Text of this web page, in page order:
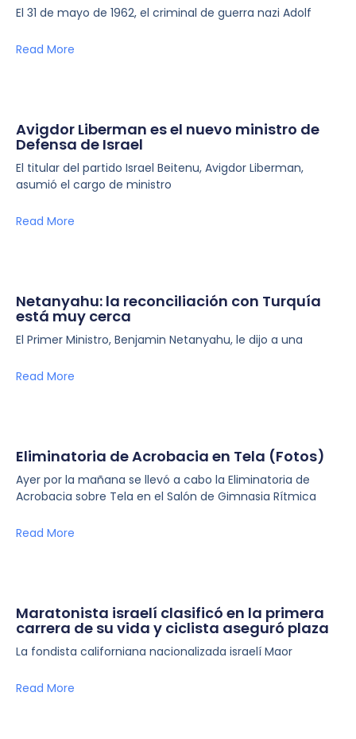
El 31 de mayo de 1962, el criminal de guerra nazi Adolf
Read More
Avigdor Liberman es el nuevo ministro de
Defensa de Israel
El titular del partido Israel Beitenu, Avigdor Liberman,
asumió el cargo de ministro
Read More
Netanyahu: la reconciliación con Turquía
está muy cerca
El Primer Ministro, Benjamin Netanyahu, le dijo a una
Read More
Eliminatoria de Acrobacia en Tela (Fotos)
Ayer por la mañana se llevó a cabo la Eliminatoria de
Acrobacia sobre Tela en el Salón de Gimnasia Rítmica
Read More
Maratonista israelí clasificó en la primera
carrera de su vida y ciclista aseguró plaza
La fondista californiana nacionalizada israelí Maor
Read More